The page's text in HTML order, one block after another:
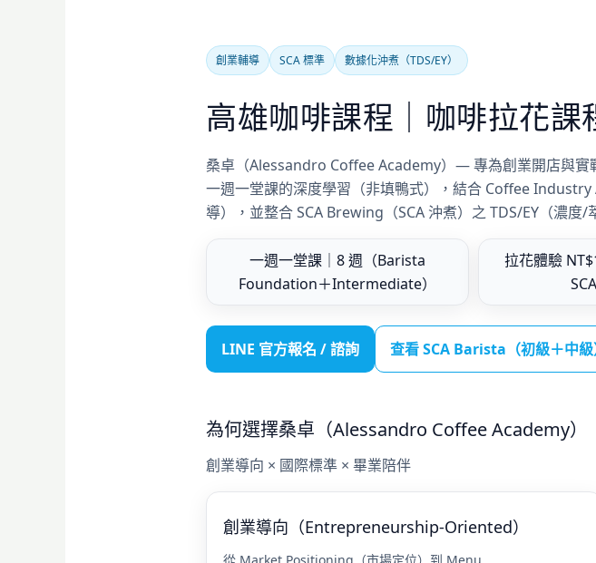
創業輔導 SCA 標準 數據化沖煮（TDS/EY）
高雄咖啡課程｜咖啡拉花課
桑卓（Alessandro Coffee Academy）— 專為創業開店與實
一週一堂課的深度學習（非填鴨式），結合 Coffee
導），並整合 SCA Brewing（SCA 沖煮）之 TDS/EY（濃
一週一堂課｜8 週（Barista
Foundation＋Intermediate）
拉花體驗
LINE 官方報名 / 諮詢 查看 SCA Barista（初級＋中級
為何選擇桑卓（Alessandro Coffee Academy）
創業導向 × 國際標準 × 畢業陪伴
創業導向（Entrepreneurship-Oriented）